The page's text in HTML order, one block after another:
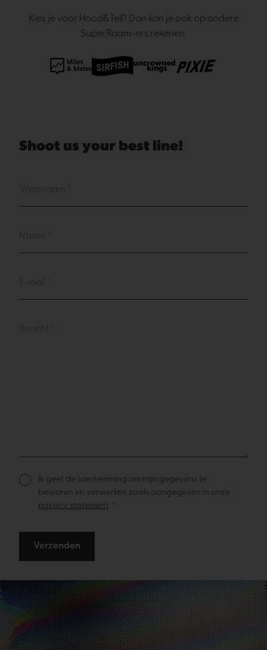
Kies je voor Hood&Tell? Dan kan je ook op andere
SuperRaam-ers rekenen:
Shoot us your best line!
Ik geef de toestemming om mijn gegevens te
bewaren en verwerken zoals aangegeven in onze
privacy statement. *
Verzenden